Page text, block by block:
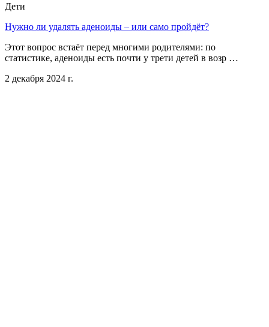
Дети
Нужно ли удалять аденоиды – или само пройдёт?
Этот вопрос встаёт перед многими родителями: по
статистике, аденоиды есть почти у трети детей в возр …
2 декабря 2024 г.